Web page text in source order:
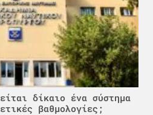
δίκαιο ένα σύστημα
βαθμολογίες;